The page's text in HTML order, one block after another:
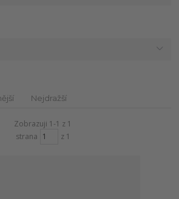
Nejdražší
Zobrazuji 1-1 z 1
strana
z 1